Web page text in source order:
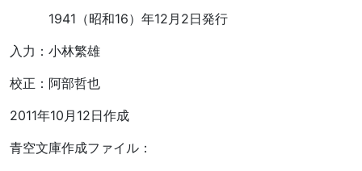
1941（昭和16）年12月2日発行
入力：小林繁雄
校正：阿部哲也
2011年10月12日作成
青空文庫作成ファイル：